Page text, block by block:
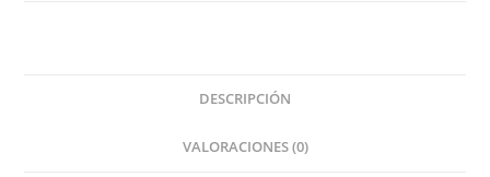
DESCRIPCIÓN
VALORACIONES (0)